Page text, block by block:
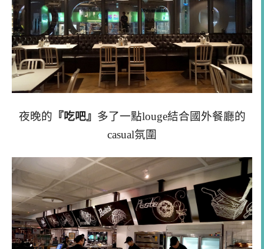
夜晚的 『吃吧』 多了一點louge結合國外餐廳的
casual氛圍